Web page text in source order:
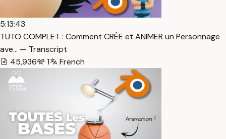
5:13:43
TUTO COMPLET : Comment CRÉE et ANIMER un Personnage
ave… — Transcript
45,936
1 French